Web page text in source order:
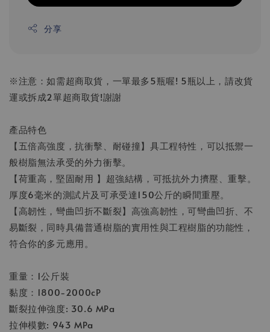
分享
※注意：如需超商取貨，一單最多5瓶喔! 5瓶以上，請改貨
運或拆成2單超商取貨!謝謝
產品特色
【五倍高強度，抗衝擊、耐碰撞】具工程特性，可以抵禦一
般樹脂無法承受的外力衝擊。
【荷重高，堅固耐用 】超強結構，可抵抗外力擠壓、重擊。
厚度6毫米的測試片及可承受達150公斤的瞬間重壓。
【高韌性，彎曲凹折不斷裂】高強高韌性，可彎曲凹折、不
易斷裂，同時具備普通樹脂的實用性與工程樹脂的功能性，
符合你的多元應用。
重量：1公斤裝
黏度：1800-2000cP
斷裂拉伸強度: 30.6 MPa
拉伸模數: 943 MPa